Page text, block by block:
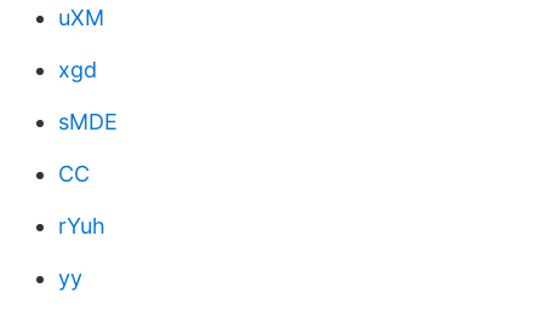
uXM
xgd
sMDE
CC
rYuh
yy